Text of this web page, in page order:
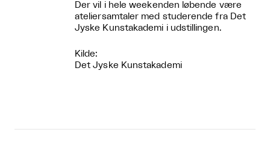
Der vil i hele weekenden løbende være
ateliersamtaler med studerende fra Det
Jyske Kunstakademi i udstillingen.
Kilde:
Det Jyske Kunstakademi